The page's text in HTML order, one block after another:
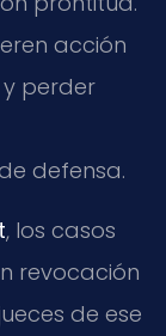
acción
perder
defensa.
, los casos
revocación
de ese